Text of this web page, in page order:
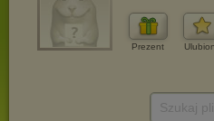
Prezent